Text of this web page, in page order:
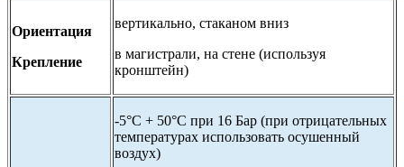
Ориентация
Крепление
вертикально, стаканом вниз
в магистрали, на стене (используя
кронштейн)
-5°С + 50°С при 16 Бар (при отрицательных
температурах использовать осушенный
воздух)